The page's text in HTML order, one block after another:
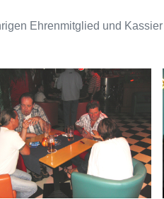
Ehrenmitglied und